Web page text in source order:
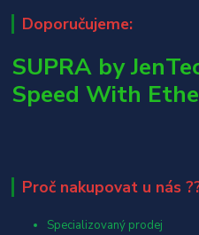
Doporučujeme:
SUPRA by
Speed With
Proč nakupovat u nás
Specializovaný prodej